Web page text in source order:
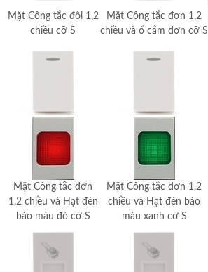
Mặt Công tắc đôi 1,2
chiều cỡ S
Mặt Công tắc đơn 1,2
chiều và ổ cắm đơn cỡ S
Mặt Công tắc đơn
1,2 chiều và Hạt đèn
báo màu đỏ cỡ S
Mặt Công tắc đơn 1,2
chiều và Hạt đèn báo
màu xanh cỡ S